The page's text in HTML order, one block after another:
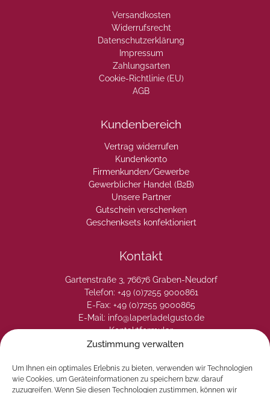
Zustimmung verwalten
Um Ihnen ein optimales Erlebnis zu bieten, verwenden wir Technologien
wie Cookies, um Geräteinformationen zu speichern bzw. darauf
zuzugreifen. Wenn Sie diesen Technologien zustimmen, können wir
Versandkosten
Widerrufsrecht
Datenschutzerklärung
Impressum
Zahlungsarten
Cookie-Richtlinie (EU)
AGB
Kundenbereich
Vertrag widerrufen
Kundenkonto
Firmenkunden/Gewerbe
Gewerblicher Handel (B2B)
Unsere Partner
Gutschein verschenken
Geschenksets konfektioniert
Kontakt
Gartenstraße 3, 76676 Graben-Neudorf
Telefon: +49 (0)7255 9000861
E-Fax: +49 (0)7255 9000865
E-Mail: info@laperladelgusto.de
Kontaktformular